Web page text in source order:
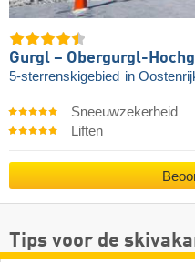
Gurgl – Obergurgl-
5-sterrenskigebied in
Sneeuwzekerheid
Liften
Tips voor de